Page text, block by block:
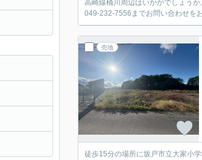
高崎線桶川周辺はいかがでしょうか
049-232-7556までお問い合わせを
売地
徒歩15分の場所に坂戸市立大家小